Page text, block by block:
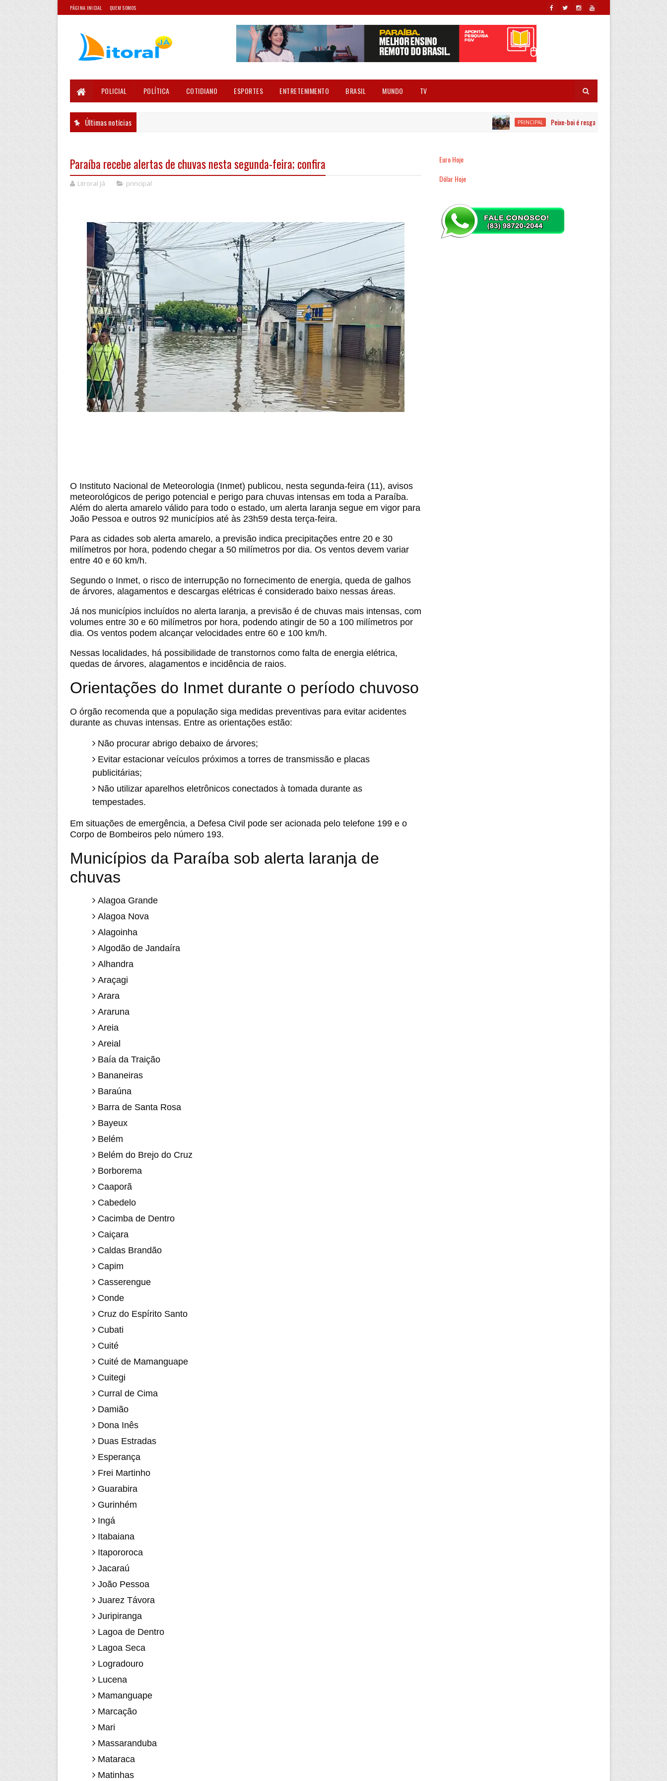
PÁGINA INICIAL QUEM SOMOS
POLICIAL POLÍTICA COTIDIANO ESPORTES ENTRETENIMENTO BRASIL MUNDO TV
Últimas notícias PRINCIPAL Peixe-boi é resgatado por equipes ambientais no Rio
Paraíba recebe alertas de chuvas nesta segunda-feira; confira
Litroral Já principal
O Instituto Nacional de Meteorologia (Inmet) publicou, nesta segunda-feira (11), avisos
meteorológicos de perigo potencial e perigo para chuvas intensas em toda a Paraíba.
Além do alerta amarelo válido para todo o estado, um alerta laranja segue em vigor para
João Pessoa e outros 92 municípios até às 23h59 desta terça-feira.
Para as cidades sob alerta amarelo, a previsão indica precipitações entre 20 e 30
milímetros por hora, podendo chegar a 50 milímetros por dia. Os ventos devem variar
entre 40 e 60 km/h.
Segundo o Inmet, o risco de interrupção no fornecimento de energia, queda de galhos
de árvores, alagamentos e descargas elétricas é considerado baixo nessas áreas.
Já nos municípios incluídos no alerta laranja, a previsão é de chuvas mais intensas, com
volumes entre 30 e 60 milímetros por hora, podendo atingir de 50 a 100 milímetros por
dia. Os ventos podem alcançar velocidades entre 60 e 100 km/h.
Nessas localidades, há possibilidade de transtornos como falta de energia elétrica,
quedas de árvores, alagamentos e incidência de raios.
Orientações do Inmet durante o período chuvoso
O órgão recomenda que a população siga medidas preventivas para evitar acidentes
durante as chuvas intensas. Entre as orientações estão:
Não procurar abrigo debaixo de árvores;
Evitar estacionar veículos próximos a torres de transmissão e placas
publicitárias;
Não utilizar aparelhos eletrônicos conectados à tomada durante as
tempestades.
Em situações de emergência, a Defesa Civil pode ser acionada pelo telefone 199 e o
Corpo de Bombeiros pelo número 193.
Municípios da Paraíba sob alerta laranja de
chuvas
Alagoa Grande
Alagoa Nova
Alagoinha
Algodão de Jandaíra
Alhandra
Araçagi
Arara
Araruna
Areia
Areial
Baía da Traição
Bananeiras
Baraúna
Barra de Santa Rosa
Bayeux
Belém
Belém do Brejo do Cruz
Borborema
Caaporã
Cabedelo
Cacimba de Dentro
Caiçara
Caldas Brandão
Capim
Casserengue
Conde
Cruz do Espírito Santo
Cubati
Cuité
Cuité de Mamanguape
Cuitegi
Curral de Cima
Damião
Dona Inês
Duas Estradas
Esperança
Frei Martinho
Guarabira
Gurinhém
Ingá
Itabaiana
Itapororoca
Jacaraú
João Pessoa
Juarez Távora
Juripiranga
Lagoa de Dentro
Lagoa Seca
Logradouro
Lucena
Mamanguape
Marcação
Mari
Massaranduba
Mataraca
Matinhas
Euro Hoje
Dólar Hoje